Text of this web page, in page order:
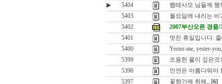
▶
5404
웹테사모 님들께
5403
월요일에 내리는 비
5402
2007부산오픈 경품
5401
멋진 휴일입니다.
5400
Yester-me, yester-
5399
조용한 물이 깊은것
5398
인연은 아름다워야
5397
꽃향기에 취해,, [6]